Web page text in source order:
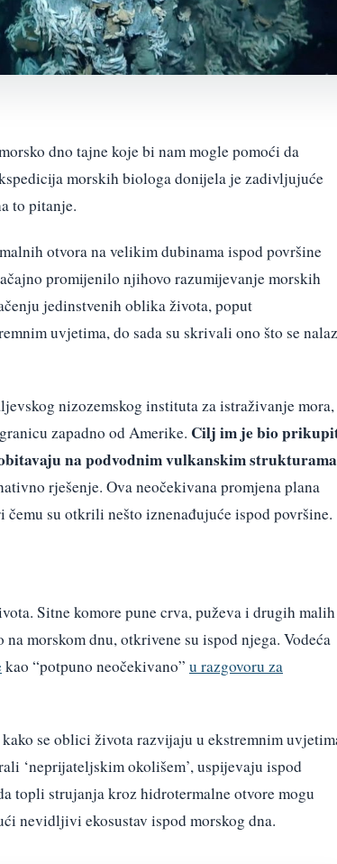
dno tajne koje bi nam mogle pomoći da
morskih biologa donijela je zadivljujuće
to pitanje.
otvora na velikim dubinama ispod površine
promijenilo njihovo razumijevanje morskih
jedinstvenih oblika života, poput
uvjetima, do sada su skrivali ono što se
nizozemskog instituta za istraživanje mora,
zapadno od Amerike. Cilj im je bio
na podvodnim vulkanskim
rješenje. Ova neočekivana promjena plana
su otkrili nešto iznenađujuće ispod površine.
Sitne komore pune crva, puževa i drugih malih
morskom dnu, otkrivene su ispod njega. Vodeća
kao “potpuno neočekivano” u razgovoru za
se oblici života razvijaju u ekstremnim
‘neprijateljskim okolišem’, uspijevaju ispod
topli strujanja kroz hidrotermalne otvore mogu
nevidljivi ekosustav ispod morskog dna.